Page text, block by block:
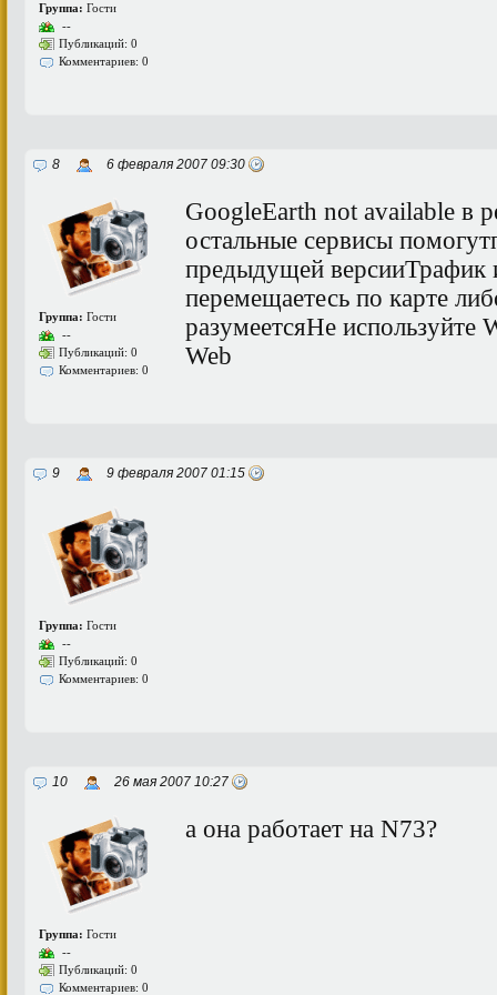
Группа: Гости
--
Публикаций: 0
Комментариев: 0
8 6 февраля 2007 09:30
Группа: Гости
--
Публикаций: 0
Комментариев: 0
GoogleEarth not available в
остальные сервисы
предыдущей версииТрафик
перемещаетесь по карте
разумеетсяНе используйте
Web
9 9 февраля 2007 01:15
Группа: Гости
--
Публикаций: 0
Комментариев: 0
10 26 мая 2007 10:27
Группа: Гости
--
Публикаций: 0
Комментариев: 0
а она работает на N73?